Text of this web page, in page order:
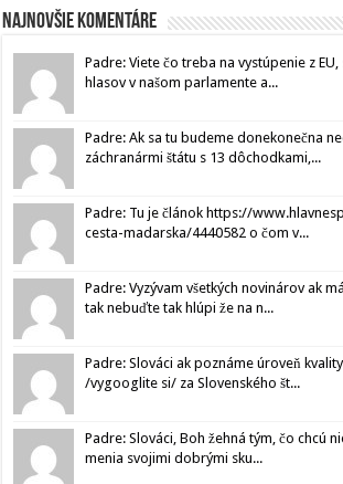
Najnovšie komentáre
Padre: Viete čo treba na vystúpenie z
hlasov v našom parlamente a...
Padre: Ak sa tu budeme donekonečna
záchranármi štátu s 13 dôchodkami,...
Padre: Tu je článok https://
cesta-madarska/4440582 o čom v...
Padre: Vyzývam všetkých novinárov ak
tak nebuďte tak hlúpi že na n...
Padre: Slováci ak poznáme úroveň
/vygooglite si/ za Slovenského št...
Padre: Slováci, Boh žehná tým, čo chcú
menia svojimi dobrými sku...